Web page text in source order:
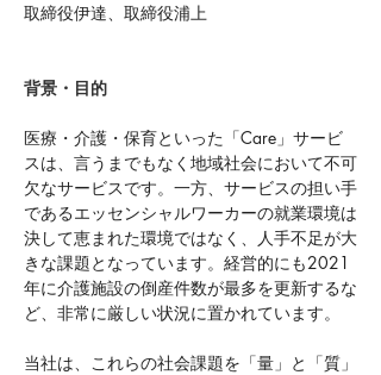
取締役伊達、取締役浦上
背景・目的
医療・介護・保育といった「Care」サービ
スは、言うまでもなく地域社会において不可
欠なサービスです。一方、サービスの担い手
であるエッセンシャルワーカーの就業環境は
決して恵まれた環境ではなく、人手不足が大
きな課題となっています。​経営的にも2021
年に介護施設の倒産件数が最多を更新するな
ど、非常に厳しい状況に置かれています。
当社は、これらの社会課題を「量」と「質」